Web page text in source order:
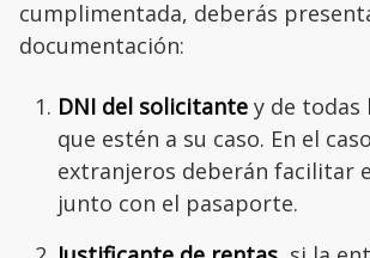
cumplimentada, deberás
documentación:
DNI del solicitante y de todas
que estén a su caso. En el
extranjeros deberán facilitar
junto con el pasaporte.